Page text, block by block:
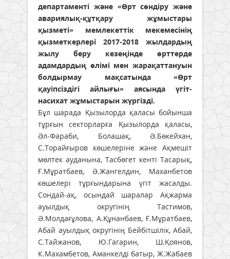
департаменті және «Өрт сөндіру және
авариялық-құтқару жұмыстары
қызметі» мемлекеттік мекемесінің
қызметкерлері 2017-2018 жылдардың
жылу беру кезеңінде өрттерде
адамдардың өлімі мен жарақаттануын
болдырмау мақсатында «Өрт
қауіпсіздігі айлығы» аясында үгіт-
насихат жұмыстарын жүргізді.
Бұл шарада Қызылорда қаласы бойынша
тұрғын секторларға Қызылорда қаласы,
Әл-Фараби, Болашақ, Ә.Бөкейхан,
С.Торайғыров көшелеріне және Ақмешіт
мөлтек ауданына, Тасбөгет кенті Тасарық,
Ғ.Мұратбаев, Ә.Жангелдин, Маханбетов
көшелері тұрғындарына үгіт жасалды.
Сондай-ақ, осындай шаралар Ақжарма
ауылдық округінің Тастимов,
Ә.Молдағұлова, А.Құнанбаев, Ғ.Мұратбаев,
Абай ауылдық округінің Бейбітшілік, Абай,
С.Тайжанов, Ю.Гагарин, Ш.Қоянов,
К.Махамбетов, Аманкелді батыр, Ж.Жабаев